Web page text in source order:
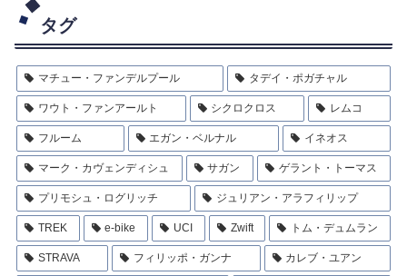
タグ
マチュー・ファンデルプール タデイ・ポガチャル
ワウト・ファンアールト シクロクロス レムコ
フルーム エガン・ベルナル イネオス
マーク・カヴェンディシュ サガン ゲラント・トーマス
プリモシュ・ログリッチ ジュリアン・アラフィリップ
TREK e-bike UCI Zwift トム・デュムラン
STRAVA フィリッポ・ガンナ カレブ・ユアン